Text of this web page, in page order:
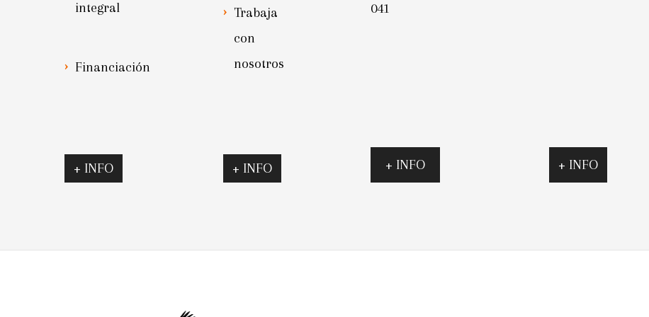
integral
Financiación
+ INFO
Trabaja
con
nosotros
+ INFO
041
+ INFO + INFO